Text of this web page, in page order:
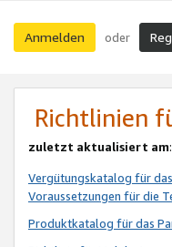
Anmelden oder
Richtlinien
zuletzt aktualisiert am
Vergütungskatalog für
Voraussetzungen für die
Produktkatalog für das